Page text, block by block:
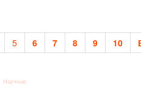
5 6 7 8 9 10
Научные